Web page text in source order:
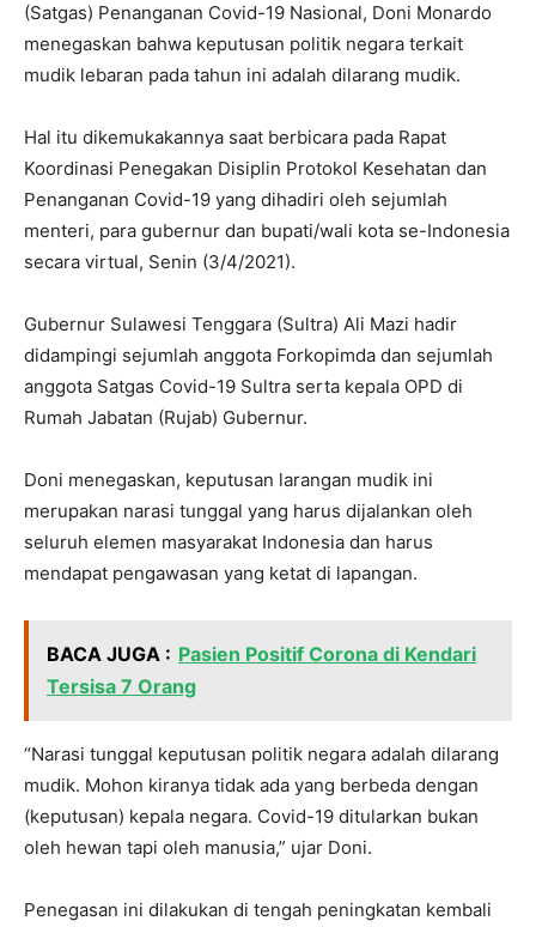
(Satgas) Penanganan Covid-19 Nasional, Doni Monardo
menegaskan bahwa keputusan politik negara terkait
mudik lebaran pada tahun ini adalah dilarang mudik.
Hal itu dikemukakannya saat berbicara pada Rapat
Koordinasi Penegakan Disiplin Protokol Kesehatan dan
Penanganan Covid-19 yang dihadiri oleh sejumlah
menteri, para gubernur dan bupati/wali kota se-Indonesia
secara virtual, Senin (3/4/2021).
Gubernur Sulawesi Tenggara (Sultra) Ali Mazi hadir
didampingi sejumlah anggota Forkopimda dan sejumlah
anggota Satgas Covid-19 Sultra serta kepala OPD di
Rumah Jabatan (Rujab) Gubernur.
Doni menegaskan, keputusan larangan mudik ini
merupakan narasi tunggal yang harus dijalankan oleh
seluruh elemen masyarakat Indonesia dan harus
mendapat pengawasan yang ketat di lapangan.
BACA JUGA : Pasien Positif Corona di Kendari
Tersisa 7 Orang
“Narasi tunggal keputusan politik negara adalah dilarang
mudik. Mohon kiranya tidak ada yang berbeda dengan
(keputusan) kepala negara. Covid-19 ditularkan bukan
oleh hewan tapi oleh manusia,” ujar Doni.
Penegasan ini dilakukan di tengah peningkatan kembali